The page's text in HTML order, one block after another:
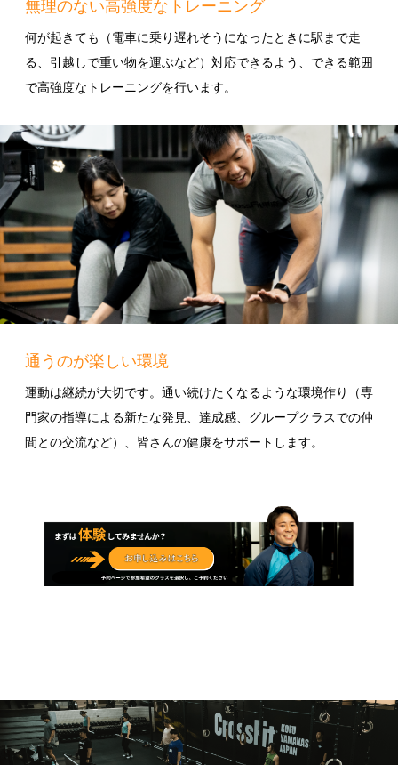
何が起きても（電車に乗り遅れそうになったときに駅まで走
る、引越しで重い物を運ぶなど）対応できるよう、できる範囲
で高強度なトレーニングを行います。
通うのが楽しい環境
運動は継続が大切です。通い続けたくなるような環境作り（専
門家の指導による新たな発見、達成感、グループクラスでの仲
間との交流など）、皆さんの健康をサポートします。